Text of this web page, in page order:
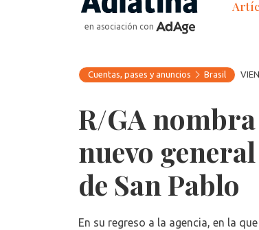
en asociación con
Cuentas, pases y anuncios Brasil
R/GA
nuevo
de San Pablo
En su regreso a la agencia, en la